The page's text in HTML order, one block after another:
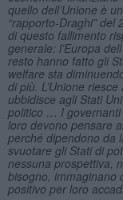
quello dell’Unione è
“rapporto-Draghi” del
di questo fallimento
generale: l’Europa
resto hanno fatto gli
welfare sta
di più. L’Unione
ubbidisce agli Stati
politico … I governanti
loro devono pensare
perché dipendono da
svuotare gli Stati di
nessuna prospettiva,
bisogno, immaginano
positivo per loro